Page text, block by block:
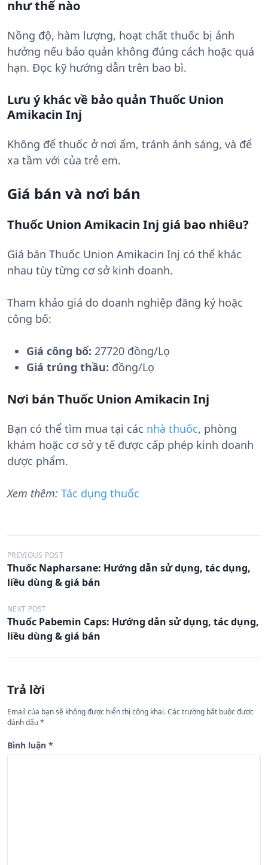
như thế nào
Nồng độ, hàm lượng, hoạt chất thuốc bị ảnh
hưởng nếu bảo quản không đúng cách hoặc quá
hạn. Đọc kỹ hướng dẫn trên bao bì.
Lưu ý khác về bảo quản Thuốc Union
Amikacin Inj
Không để thuốc ở nơi ẩm, tránh ánh sáng, và để
xa tầm với của trẻ em.
Giá bán và nơi bán
Thuốc Union Amikacin Inj giá bao nhiêu?
Giá bán Thuốc Union Amikacin Inj có thể khác
nhau tùy từng cơ sở kinh doanh.
Tham khảo giá do doanh nghiệp đăng ký hoặc
công bố:
Giá công bố: 27720 đồng/Lọ
Giá trúng thầu: đồng/Lọ
Nơi bán Thuốc Union Amikacin Inj
Bạn có thể tìm mua tại các nhà thuốc, phòng
khám hoặc cơ sở y tế được cấp phép kinh doanh
dược phẩm.
Xem thêm: Tác dụng thuốc
Đ
i
u
h
n
b
à
i
PREVIOUS POST
Thuốc Napharsane: Hướng dẫn sử dụng, tác dụng,
liều dùng & giá bán
NEXT POST
Thuốc Pabemin Caps: Hướng dẫn sử dụng, tác dụng,
liều dùng & giá bán
Trả lời
Email của bạn sẽ không được hiển thị công khai.Các trường bắt buộc được
đánh dấu*
Bình luận *